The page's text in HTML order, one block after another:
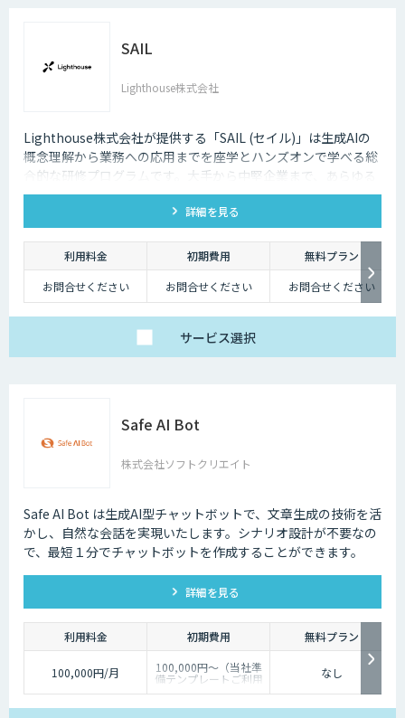
SAIL
Lighthouse株式会社
Lighthouse株式会社が提供する「SAIL (セイル)」は生成AIの
概念理解から業務への応用までを座学とハンズオンで学べる総
合的な研修プログラムです。大手から中堅企業まで、あらゆる
業界・業種の企業様にご利用いただけます。
詳細を見る
利用料金 初期費用
無料プラン
お問合せください
お問合せください お問合せください
サービス選択
Safe AI Bot
株式会社ソフトクリエイト
Safe AI Bot は生成AI型チャットボットで、文章生成の技術を活
かし、自然な会話を実現いたします。シナリオ設計が不要なの
で、最短１分でチャットボットを作成することができます。
詳細を見る
利用料金 初期費用 無料プラン
100,000円/月 100,000円～（当社準
備テンプレートご利用
の場合）
なし